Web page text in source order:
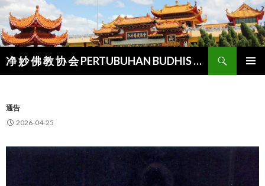
净 妙 佛 教 协 会 PERTUBUHAN BUDHIS MANJU-SUDDHI
通告
2026-04-25